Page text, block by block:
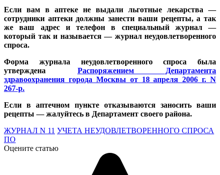
Если вам в аптеке не выдали льготные лекарства —
сотрудники аптеки должны занести ваши рецепты, а так
же ваш адрес и телефон в специальный журнал —
который так и называется — журнал неудовлетворенного
спроса.
Форма журнала неудовлетворенного спроса была
утверждена Распоряжением Департамента
здравоохранения города Москвы от 18 апреля 2006 г. N
267-р.
Если в аптечном пункте отказываются заносить ваши
рецепты — жалуйтесь в Департамент своего района.
ЖУРНАЛ N 11 УЧЕТА НЕУДОВЛЕТВОРЕННОГО СПРОСА
ПО
Оцените статью